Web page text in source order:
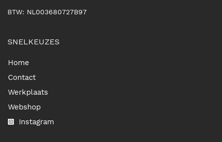
BTW: NL003680727B97
SNELKEUZES
Home
Contact
Werkplaats
Webshop
Instagram